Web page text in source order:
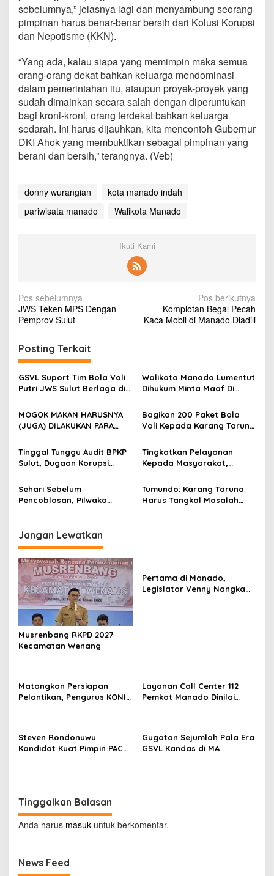
sebelumnya,” jelasnya lagi dan menyambung seorang
pimpinan harus benar-benar bersih dari Kolusi Korupsi
dan Nepotisme (KKN).
“Yang ada, kalau siapa yang memimpin maka semua
orang-orang dekat bahkan keluarga mendominasi
dalam pemerintahan itu, ataupun proyek-proyek yang
sudah dimainkan secara salah dengan diperuntukan
bagi kroni-kroni, orang terdekat bahkan keluarga
sedarah. Ini harus dijauhkan, kita mencontoh Gubernur
DKI Ahok yang membuktikan sebagai pimpinan yang
berani dan bersih,” terangnya. (Veb)
donny wurangian
kota manado indah
pariwisata manado
Walikota Manado
Ikuti Kami
N
a
i
g
a
i
p
o
s
Pos sebelumnya
JWS Teken MPS Dengan
Pemprov Sulut
Pos berikutnya
Komplotan Begal Pecah
Kaca Mobil di Manado Diadili
Posting Terkait
GSVL Suport Tim Bola Voli
Putri JWS Sulut Berlaga di
Tanggerang
Walikota Manado Lumentut
Dihukum Minta Maaf Di
MOGOK MAKAN HARUSNYA
(JUGA) DILAKUKAN PARA
Bagikan 200 Paket Bola
Voli Kepada Karang Taruna
Apresiasi Walikota GSVL
Tinggal Tunggu Audit BPKP
Sulut, Dugaan Korupsi
Sidik
Tingkatkan Pelayanan
Kepada Masyarakat,
Sosialisasi One Way dan
Cek Kesiapan Kendaraan
Sehari Sebelum
Pencoblosan, Pilwako
Petunjuk KPU Pusat
Tumundo: Karang Taruna
Harus Tangkal Masalah
Jangan Lewatkan
Musrenbang RKPD 2027
Kecamatan Wenang
Pertama di Manado,
Legislator Venny Nangka
Matangkan Persiapan
Pelantikan, Pengurus KONI
Layanan Call Center 112
Pemkot Manado Dinilai
Steven Rondonuwu
Kandidat Kuat Pimpin PAC
Gugatan Sejumlah Pala Era
GSVL Kandas di MA
Tinggalkan Balasan
Anda harus masuk untuk berkomentar.
News Feed